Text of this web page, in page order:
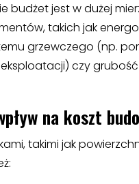
budżet jest w dużej
takich jak
grzewczego (np.
czy
na koszt
takimi jak